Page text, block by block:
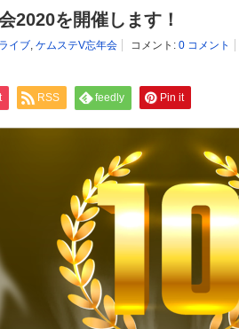
2020を開催します！
イブ, ケムステV忘年会 コメント: 0 コメント
RSS feedly Pin it